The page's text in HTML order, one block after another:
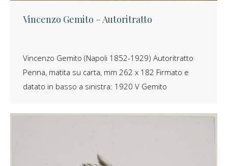
Vincenzo Gemito – Autoritratto
Vincenzo Gemito (Napoli 1852-1929) Autoritratto
Penna, matita su carta, mm 262 x 182 Firmato e
datato in basso a sinistra: 1920 V Gemito